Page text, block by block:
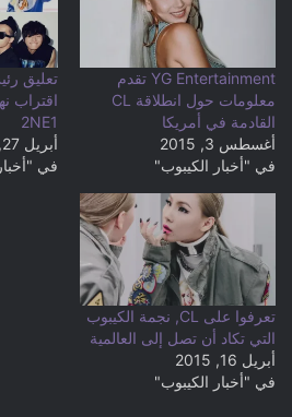
YG Entertainment تقدم
معلومات حول انطلاقة CL
القادمة في أمريكا
أغسطس 3, 2015
في "أخبار الكيبوب"
2NE1
أبريل 27, 2015
في
تعرفوا على CL, نجمة الكيبوب
التي تكاد أن تصل إلى العالمية
أبريل 16, 2015
في "أخبار الكيبوب"